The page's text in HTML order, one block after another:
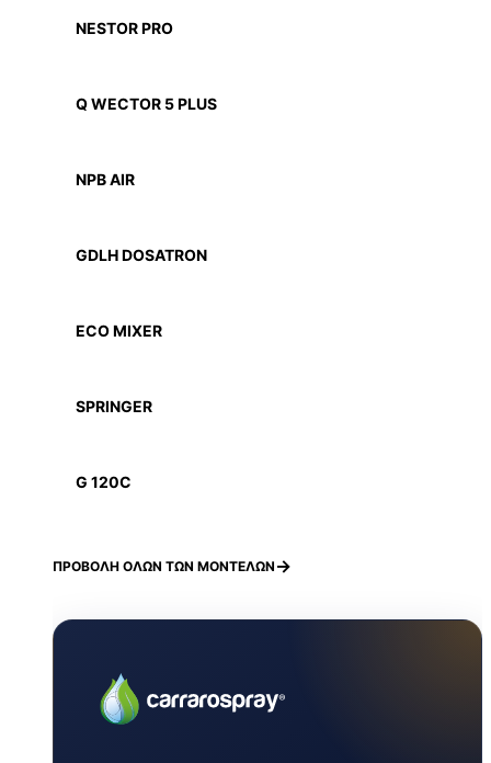
NESTOR PRO
Q WECTOR 5 PLUS
NPB AIR
GDLH DOSATRON
ECO MIXER
SPRINGER
G 120C
ΠΡΟΒΟΛΗ ΟΛΩΝ ΤΩΝ ΜΟΝΤΕΛΩΝ